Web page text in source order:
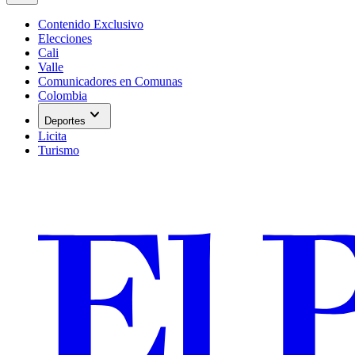
Contenido Exclusivo
Elecciones
Cali
Valle
Comunicadores en Comunas
Colombia
Deportes expand_more
Licita
Turismo